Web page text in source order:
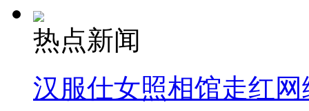
热点新闻
汉服仕女照相馆走红网